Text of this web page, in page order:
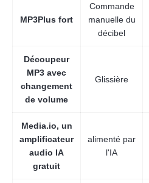
MP3Plus fort
Commande
manuelle du
décibel
Découpeur
MP3 avec
changement
de volume
Glissière
Media.io, un
amplificateur
audio IA
gratuit
alimenté par
l'IA